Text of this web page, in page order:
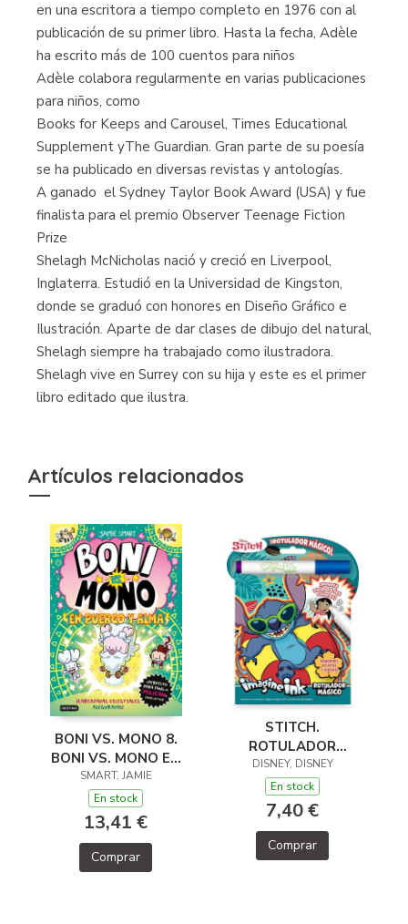
en una escritora a tiempo completo en 1976 con al
publicación de su primer libro. Hasta la fecha, Adèle
ha escrito más de 100 cuentos para niños
Adèle colabora regularmente en varias publicaciones
para niños, como
Books for Keeps and Carousel, Times Educational
Supplement yThe Guardian. Gran parte de su poesía
se ha publicado en diversas revistas y antologías.
A ganado el Sydney Taylor Book Award (USA) y fue
finalista para el premio Observer Teenage Fiction
Prize
Shelagh McNicholas nació y creció en Liverpool,
Inglaterra. Estudió en la Universidad de Kingston,
donde se graduó con honores en Diseño Gráfico e
Ilustración. Aparte de dar clases de dibujo del natural,
Shelagh siempre ha trabajado como ilustradora.
Shelagh vive en Surrey con su hija y este es el primer
libro editado que ilustra.
Artículos relacionados
BONI VS. MONO 8.
BONI VS. MONO EN
PUERCO Y ALMA
SMART, JAMIE
En stock
13,41 €
Comprar
STITCH.
ROTULADOR
MÁGICO
DISNEY, DISNEY
En stock
7,40 €
Comprar